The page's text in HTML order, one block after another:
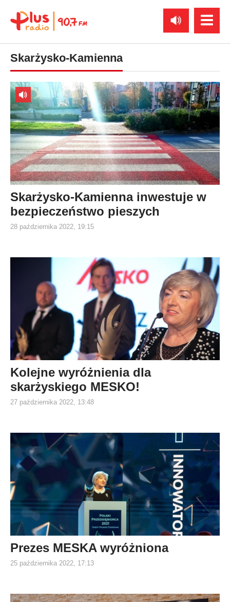
Skarżysko-Kamienna
Skarżysko-Kamienna inwestuje w
bezpieczeństwo pieszych
28 października 2022, 19:15
Kolejne wyróżnienia dla
skarżyskiego MESKO!
27 października 2022, 13:48
Prezes MESKA wyróżniona
25 października 2022, 17:13